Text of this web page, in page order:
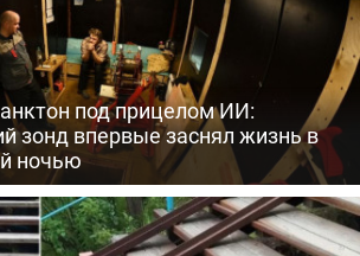
под прицелом ИИ:
зонд впервые заснял жизнь в
ночью